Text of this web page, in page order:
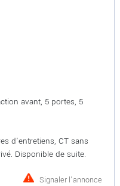
avant, 5 portes, 5
d'entretiens, CT sans
Disponible de suite.
Signaler l'annonce